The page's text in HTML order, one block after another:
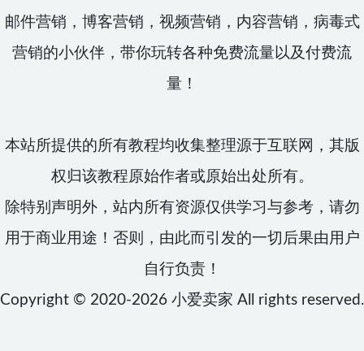
邮件营销，博客营销，视频营销，内容营销，病毒式
营销的小伙伴，带你玩转各种免费流量以及付费流
量！
本站所提供的所有教程均收集整理源于互联网，其版
权归该教程原始作者或原始出处所有。
除特别声明外，站内所有资源仅供学习与参考，请勿
用于商业用途！否则，由此而引发的一切后果由用户
自行负责！
Copyright © 2020-2026 小爱卖家 All rights reserved.